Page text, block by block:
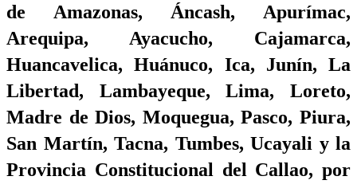
de Amazonas, Áncash, Apurímac,
Arequipa, Ayacucho, Cajamarca,
Huancavelica, Huánuco, Ica, Junín, La
Libertad, Lambayeque, Lima, Loreto,
Madre de Dios, Moquegua, Pasco, Piura,
San Martín, Tacna, Tumbes, Ucayali y la
Provincia Constitucional del Callao, por